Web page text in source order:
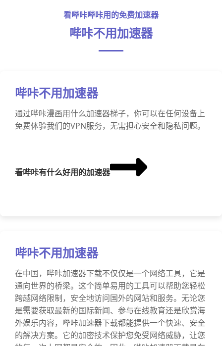
看哔咔哔咔用的免费加速器
哔咔不用加速器
哔咔不用加速器
通过哔咔漫画用什么加速器梯子，你可以在任何设备上
免费体验我们的VPN服务，无需担心安全和隐私问题。
看哔咔有什么好用的加速器
哔咔不用加速器
在中国，哔咔加速器下载不仅仅是一个网络工具，它是
通向世界的桥梁。这个简单易用的工具可以帮助您轻松
跨越网络限制，安全地访问国外的网站和服务。无论您
是需要获取最新的国际新闻、参与在线教育还是欣赏海
外娱乐内容，哔咔加速器下载都能提供一个快速、安全
的解决方案。它的加密技术保护您免受网络威胁，让您